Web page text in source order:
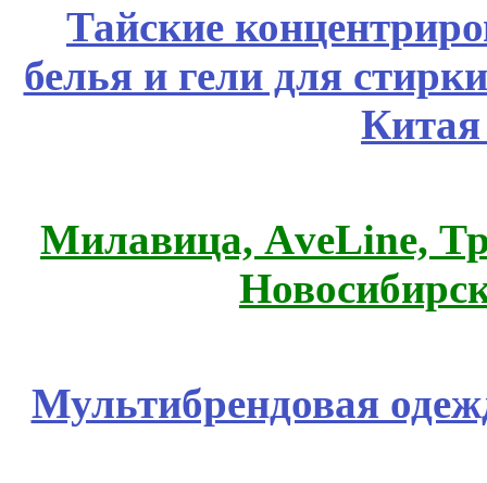
Тайские
белья и гели для
Милавица, АveLine,
Мультибрендовая